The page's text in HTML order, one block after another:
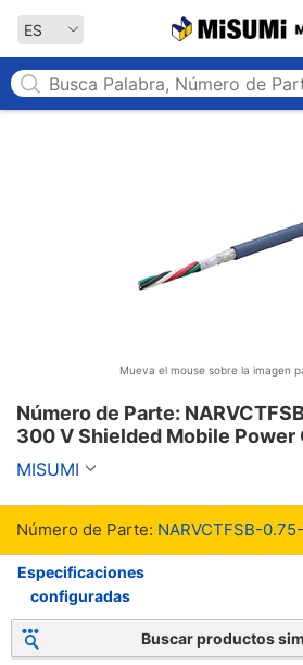
ES
Mueva el mouse sobre la imagen
Número de Parte:
300 V Shielded Mobile Power
Sheath, PSE, NARVCTFSB
MISUMI
Número de Parte: NARVCTFSB-
Especificaciones
configuradas
Buscar productos